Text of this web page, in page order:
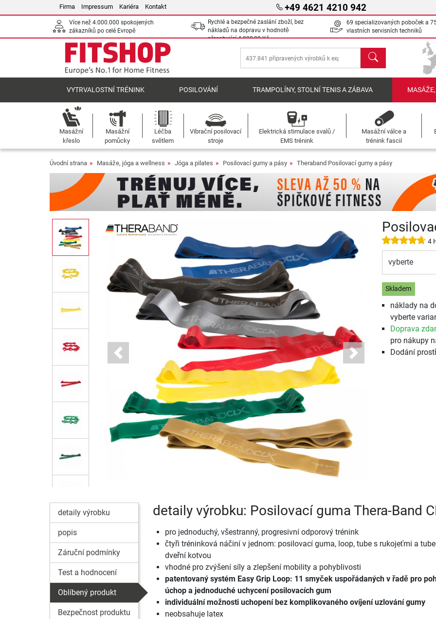
Firma Impressum Kariéra Kontakt +49 4621 4210 942
Více než 4.000.000 spokojených
zákazníků po celé Evropě
Rychlé a bezpečné zaslání zboží, bez
nákladů na dopravu v hodnotě
přesahující4 000,00 Kč
69 specializovaných poboček a
vlastních servisních techniků
Hledat
VYTRVALOSTNÍ TRÉNINK POSILOVÁNÍ TRAMPOLÍNY, STOLNÍ TENIS A ZÁBAVA
Masážní
křeslo
Masážní
pomůcky
Léčba
světlem
Vibrační posilovací
stroje
Elektrická stimulace svalů /
EMS trénink
Masážní válce a
trénink fascií
Úvodní strana Masáže, jóga a wellness Jóga a pilates Posilovací gumy a pásy Theraband Posilovací gumy a pásy
Previous Next
4
vyberte
Skladem
náklady na
vyberte
Doprava
pro nákupy
Dodání
detaily výrobku
popis
Záruční podmínky
Test a hodnocení
Oblíbený produkt
Bezpečnost produktu
detaily výrobku: Posilovací guma Thera-Band
pro jednoduchý, všestranný, progresivní odporový trénink
čtyři tréninková náčiní v jednom: posilovací guma, loop, tube s rukojeťmi a
dveřní kotvou
vhodné pro zvýšení síly a zlepšení mobility a pohyblivosti
patentovaný systém Easy Grip Loop: 11 smyček uspořádaných v řadě pro
úchop a jednoduché uchycení posilovacích gum
individuální možnosti uchopení bez komplikovaného ovíjení uzlování gumy
neobsahuje latex